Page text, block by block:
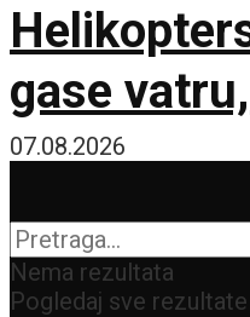
gase
policije
07.08.2026
Nema rezultata
Pogledaj sve rezultate